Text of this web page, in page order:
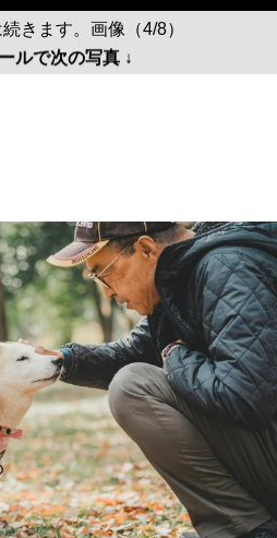
きます。画像（4/8）
ルで次の写真 ↓